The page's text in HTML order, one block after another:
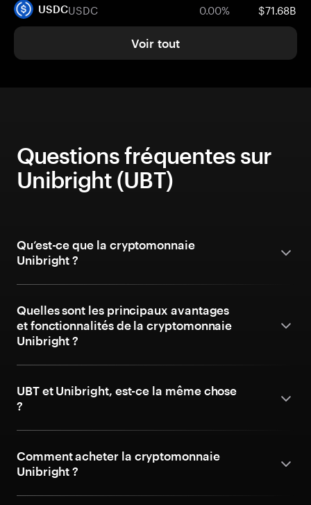
USDCUSDC 0.00% $71.68B
Voir tout
Questions fréquentes sur
Unibright (UBT)
Qu’est-ce que la cryptomonnaie
Unibright ?
Quelles sont les principaux avantages
et fonctionnalités de la cryptomonnaie
Unibright ?
UBT et Unibright, est-ce la même chose
?
Comment acheter la cryptomonnaie
Unibright ?